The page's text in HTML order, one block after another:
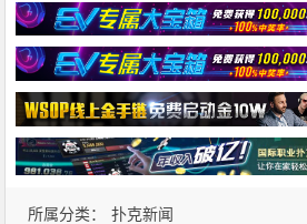
所属分类： 扑克新闻